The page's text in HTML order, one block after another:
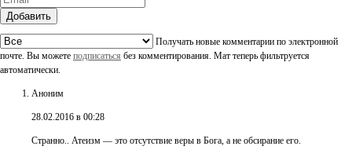
Добавить
Получать новые комментарии по электронной
почте. Вы можете подписаться без комментирования. Мат теперь фильтруется
автоматически.
Аноним
28.02.2016 в 00:28
Странно.. Атеизм — это отсутствие веры в Бога, а не обсирание его.